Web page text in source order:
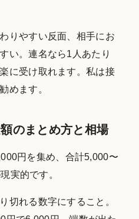
りやすい反面、相手にお
い。連名なら1人あたり
に受け取れます。私は接
めます。
のまとめ方と相場
円を集め、合計5,000〜
実的です。
切れる数字にすること。